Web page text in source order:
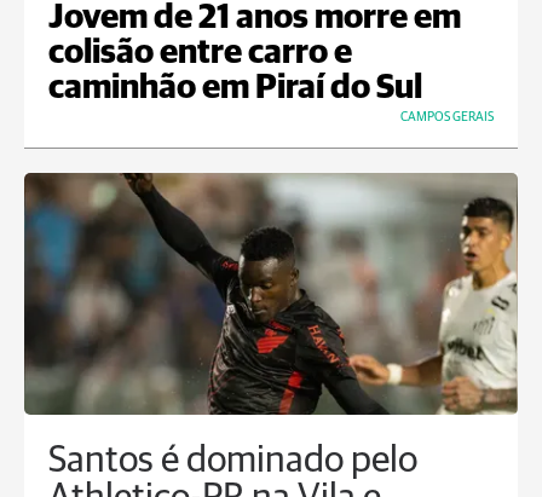
Jovem de 21 anos morre em
colisão entre carro e
caminhão em Piraí do Sul
CAMPOS GERAIS
Santos é dominado pelo